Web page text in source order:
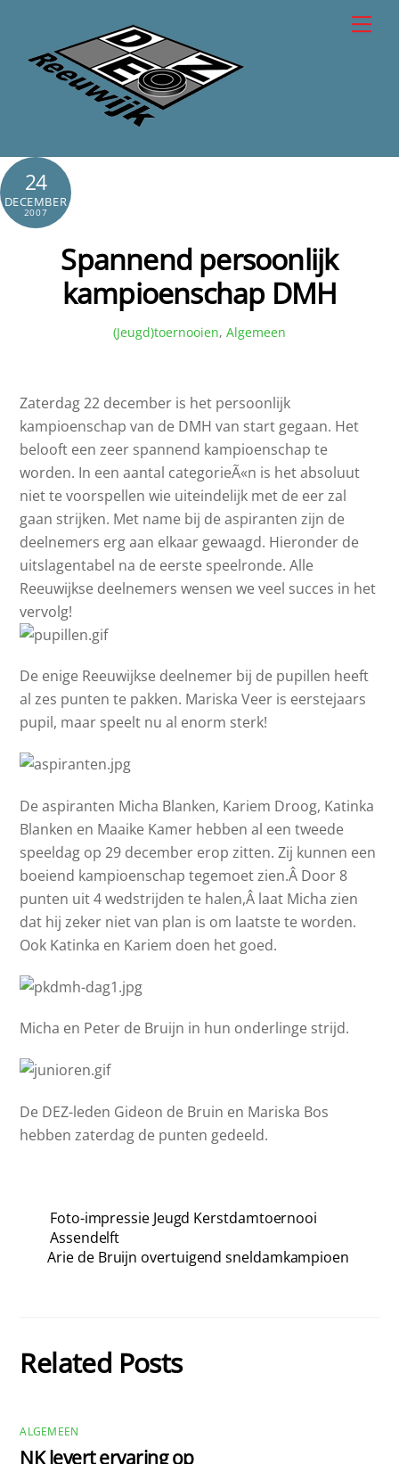
content
24
DECEMBER
2007
Spannend persoonlijk
kampioenschap DMH
(Jeugd)toernooien, Algemeen
Zaterdag 22 december is het persoonlijk
kampioenschap van de DMH van start gegaan. Het
belooft een zeer spannend kampioenschap te
worden. In een aantal categorieÃ«n is het absoluut
niet te voorspellen wie uiteindelijk met de eer zal
gaan strijken. Met name bij de aspiranten zijn de
deelnemers erg aan elkaar gewaagd. Hieronder de
uitslagentabel na de eerste speelronde. Alle
Reeuwijkse deelnemers wensen we veel succes in het
vervolg!
De enige Reeuwijkse deelnemer bij de pupillen heeft
al zes punten te pakken. Mariska Veer is eerstejaars
pupil, maar speelt nu al enorm sterk!
De aspiranten Micha Blanken, Kariem Droog, Katinka
Blanken en Maaike Kamer hebben al een tweede
speeldag op 29 december erop zitten. Zij kunnen een
boeiend kampioenschap tegemoet zien.Â Door 8
punten uit 4 wedstrijden te halen,Â laat Micha zien
dat hij zeker niet van plan is om laatste te worden.
Ook Katinka en Kariem doen het goed.
Micha en Peter de Bruijn in hun onderlinge strijd.
De DEZ-leden Gideon de Bruin en Mariska Bos
hebben zaterdag de punten gedeeld.
Foto-impressie Jeugd Kerstdamtoernooi
Assendelft
Arie de Bruijn overtuigend sneldamkampioen
Related Posts
ALGEMEEN
NK levert ervaring op